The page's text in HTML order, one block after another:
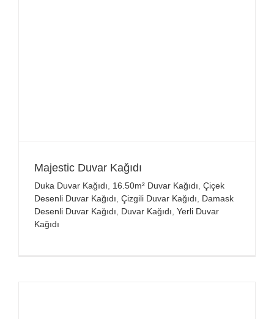
Majestic Duvar Kağıdı
Duka Duvar Kağıdı 16.50m² Duvar Kağıdı Çiçek
Desenli Duvar Kağıdı Çizgili Duvar Kağıdı
Damask
Desenli Duvar Kağıdı
Duvar Kağıdı Yerli Duvar
Kağıdı